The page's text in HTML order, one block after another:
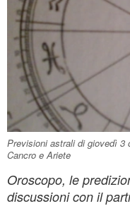
Previsioni astrali di giovedì 3
Cancro e Ariete
Oroscopo, le
discussioni con il